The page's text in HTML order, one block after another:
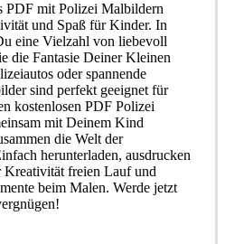
PDF mit Polizei Malbildern
und Spaß für Kinder. In
eine Vielzahl von liebevoll
die Fantasie Deiner Kleinen
oder spannende
sind perfekt geeignet für
kostenlosen PDF Polizei
mit Deinem Kind
die Welt der
herunterladen, ausdrucken
Kreativität freien Lauf und
beim Malen. Werde jetzt